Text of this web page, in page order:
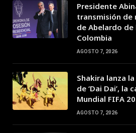
Presidente
transmisión de
de Abelardo de
Colombia
AGOSTO 7, 2026
Shakira lanza
de ‘Dai Dai’, la
Mundial FIFA
AGOSTO 7, 2026